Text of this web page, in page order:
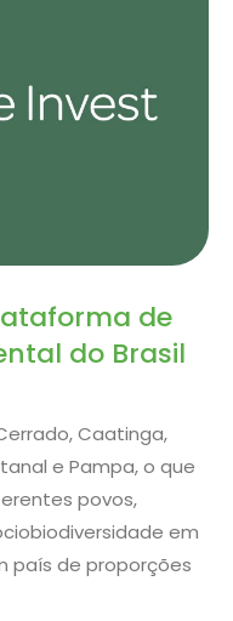
de
do Brasil
Caatinga,
e Pampa, o que
povos,
em
país de proporções